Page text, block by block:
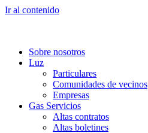
Ir al contenido
Sobre nosotros
Luz
Particulares
Comunidades de vecinos
Empresas
Gas Servicios
Altas contratos
Altas boletines